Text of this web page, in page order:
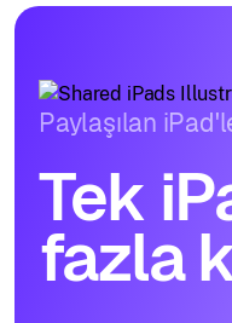
Paylaşılan
Tek
fazla